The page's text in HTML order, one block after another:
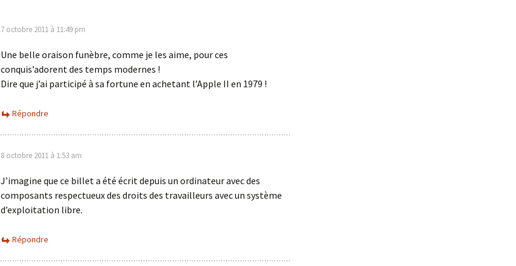
7 octobre 2011 à 11:49 pm
Une belle oraison funèbre, comme je les aime, pour ces
conquis’adorent des temps modernes !
Dire que j’ai participé à sa fortune en achetant l’Apple II en 1979 !
Répondre
8 octobre 2011 à 1:53 am
J’imagine que ce billet a été écrit depuis un ordinateur avec des
composants respectueux des droits des travailleurs avec un système
d’exploitation libre.
Répondre